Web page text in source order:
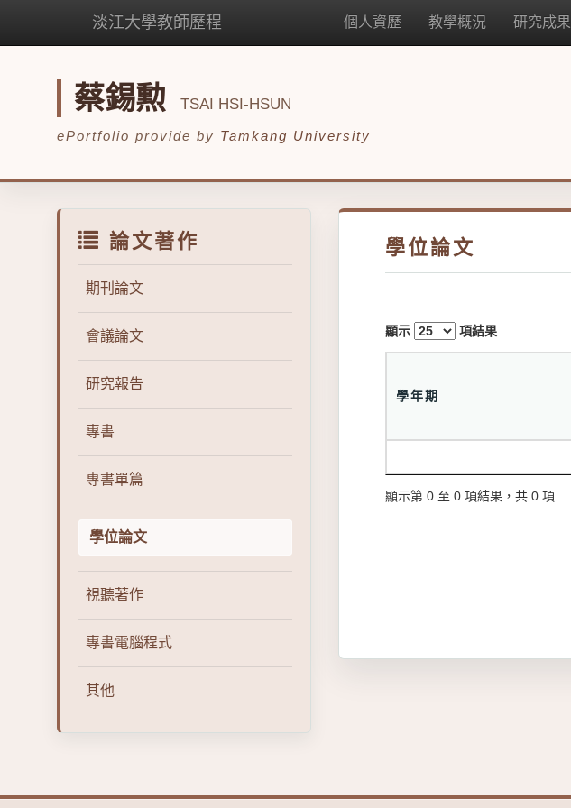
淡江大學教師歷程 個人資歷 教學概況 研究成果
蔡錫勲 TSAI HSI-HSUN
ePortfolio provide by Tamkang University
論文著作
期刊論文
會議論文
研究報告
專書
專書單篇
學位論文
視聽著作
專書電腦程式
其他
學位論文
顯示 項結果
學年期
顯示第 0 至 0 項結果，共 0 項